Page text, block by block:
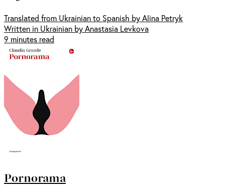
Translated from Ukrainian to Spanish by Alina Petryk
Written in Ukrainian by Anastasia Levkova
9 minutes read
Pornorama